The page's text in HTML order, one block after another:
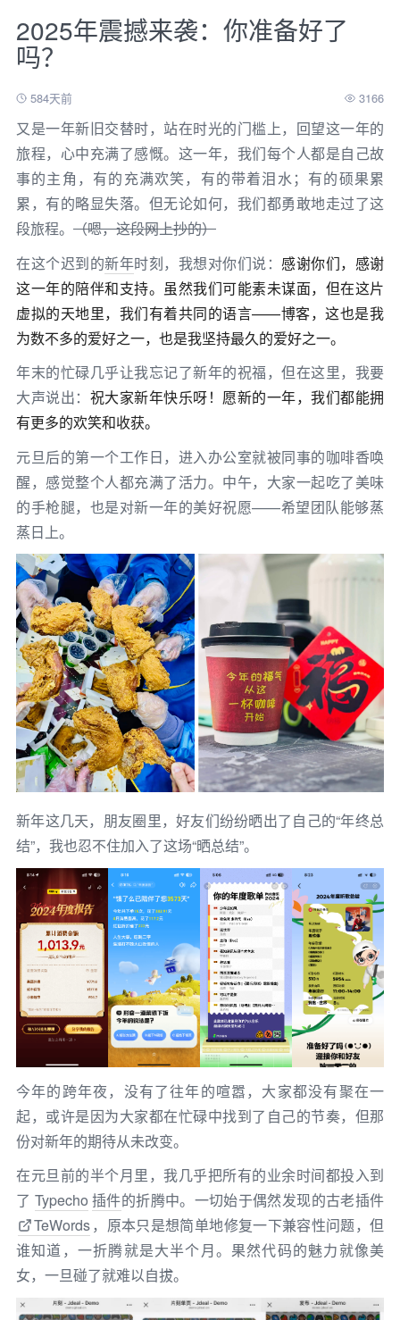
2025年震撼来袭：你准备好了
吗？
584天前 3166
又是一年新旧交替时，站在时光的门槛上，回望这一年的
旅程，心中充满了感慨。这一年，我们每个人都是自己故
事的主角，有的充满欢笑，有的带着泪水；有的硕果累
累，有的略显失落。但无论如何，我们都勇敢地走过了这
段旅程。 （嗯，这段网上抄的）
在这个迟到的新年时刻，我想对你们说： 感谢你们，感谢
这一年的陪伴和支持。虽然我们可能素未谋面，但在这片
虚拟的天地里，我们有着共同的语言——博客，这也是我
为数不多的爱好之一，也是我坚持最久的爱好之一。
年末的忙碌几乎让我忘记了新年的祝福，但在这里，我要
大声说出： 祝大家新年快乐呀！愿新的一年，我们都能拥
有更多的欢笑和收获。
元旦后的第一个工作日，进入办公室就被同事的咖啡香唤
醒，感觉整个人都充满了活力。中午，大家一起吃了美味
的手枪腿，也是对新一年的美好祝愿——希望团队能够蒸
蒸日上。
新年这几天，朋友圈里，好友们纷纷晒出了自己的“年终总
结”，我也忍不住加入了这场“晒总结”。
今年的跨年夜，没有了往年的喧嚣，大家都没有聚在一
起，或许是因为大家都在忙碌中找到了自己的节奏，但那
份对新年的期待从未改变。
在元旦前的半个月里，我几乎把所有的业余时间都投入到
了 Typecho 插件的折腾中。一切始于偶然发现的古老插件
TeWords，原本只是想简单地修复一下兼容性问题，但
谁知道，一折腾就是大半个月。果然代码的魅力就像美
女，一旦碰了就难以自拔。